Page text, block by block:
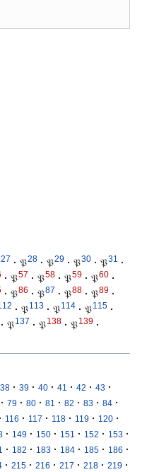
27 · 𝔓28 · 𝔓29 · 𝔓30 · 𝔓31 ·
· 𝔓57 · 𝔓58 · 𝔓59 · 𝔓60 ·
· 𝔓86 · 𝔓87 · 𝔓88 · 𝔓89 ·
· 𝔓113 · 𝔓114 · 𝔓115 ·
· 𝔓137 · 𝔓138 · 𝔓139 ·
38 · 39 · 40 · 41 · 42 · 43 ·
· 79 · 80 · 81 · 82 · 83 · 84 ·
· 116 · 117 · 118 · 119 · 120 ·
· 149 · 150 · 151 · 152 · 153 ·
· 182 · 183 · 184 · 185 · 186 ·
· 215 · 216 · 217 · 218 · 219 ·